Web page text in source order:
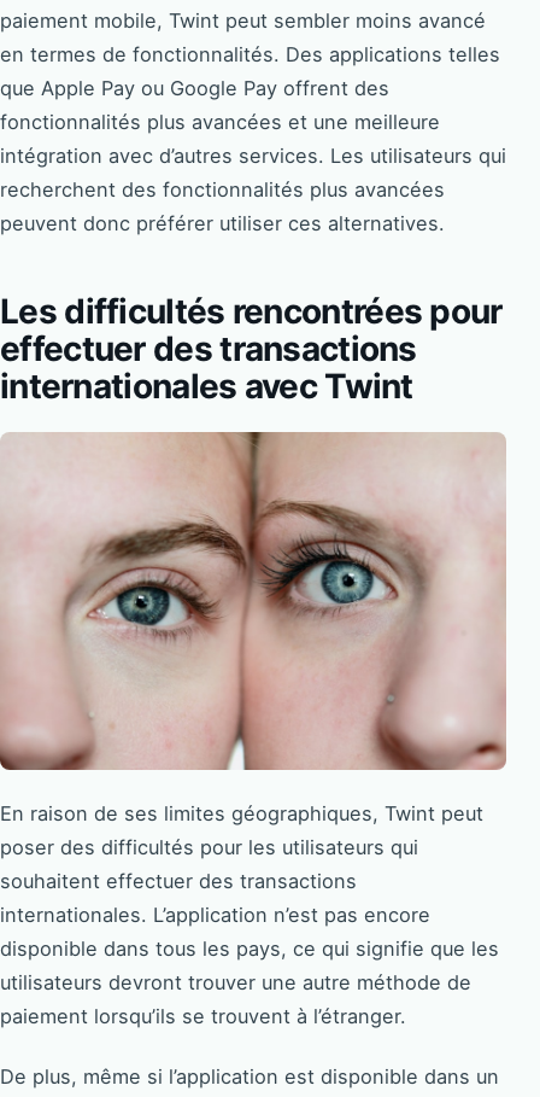
paiement mobile, Twint peut sembler moins avancé
en termes de fonctionnalités. Des applications telles
que Apple Pay ou Google Pay offrent des
fonctionnalités plus avancées et une meilleure
intégration avec d’autres services. Les utilisateurs qui
recherchent des fonctionnalités plus avancées
peuvent donc préférer utiliser ces alternatives.
Les difficultés rencontrées pour
effectuer des transactions
internationales avec Twint
En raison de ses limites géographiques, Twint peut
poser des difficultés pour les utilisateurs qui
souhaitent effectuer des transactions
internationales. L’application n’est pas encore
disponible dans tous les pays, ce qui signifie que les
utilisateurs devront trouver une autre méthode de
paiement lorsqu’ils se trouvent à l’étranger.
De plus, même si l’application est disponible dans un